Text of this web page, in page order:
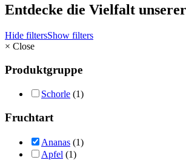
Entdecke die Vielfalt
Hide filtersShow filters
× Close
Produktgruppe
Schorle (1)
Fruchtart
Ananas (1)
Apfel (1)